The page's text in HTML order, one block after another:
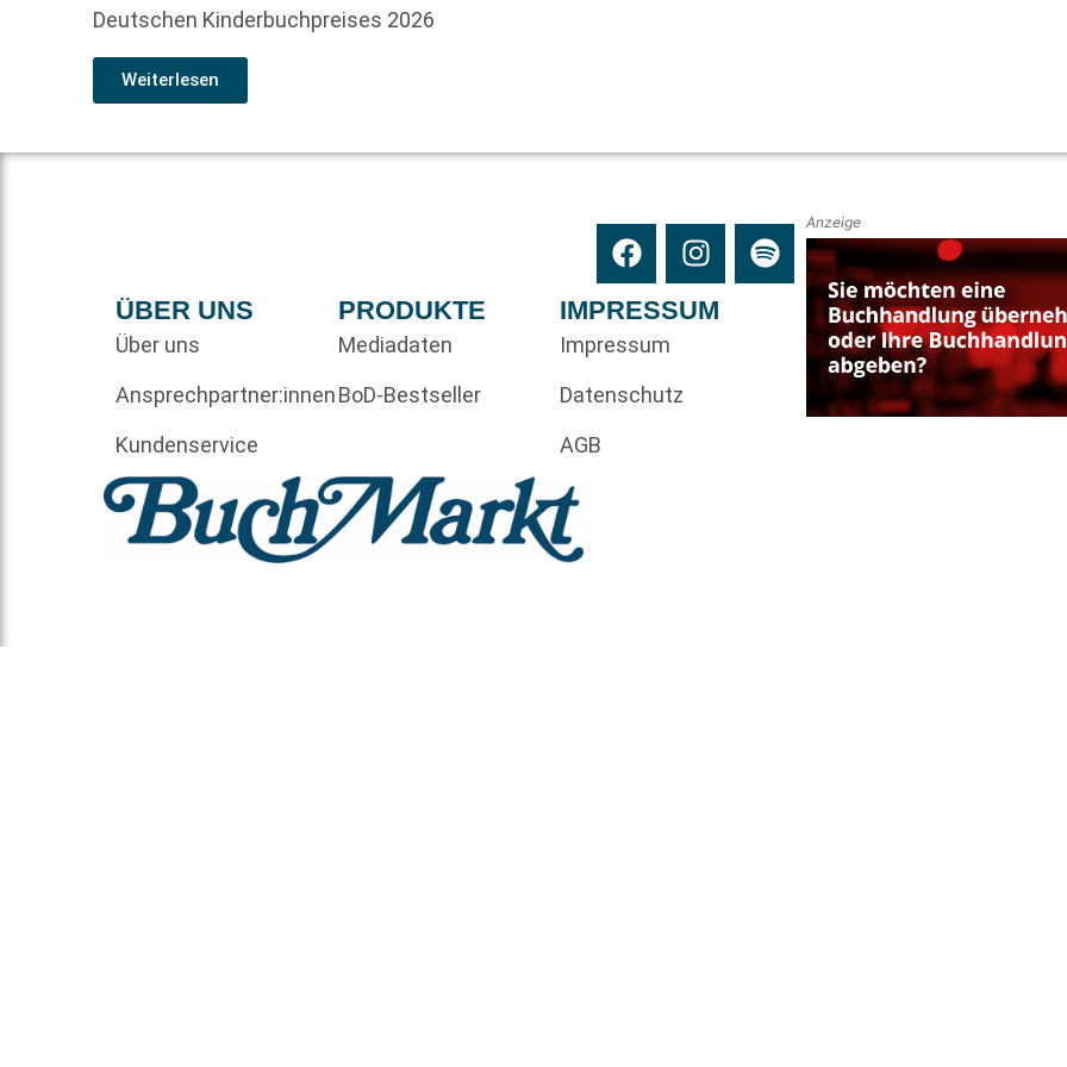
Deutschen Kinderbuchpreises 2026
Weiterlesen
ÜBER UNS
Über uns
Ansprechpartner:innen
Kundenservice
PRODUKTE
Mediadaten
BoD-Bestseller
IMPRESSUM
Impressum
Datenschutz
AGB
Anzeige